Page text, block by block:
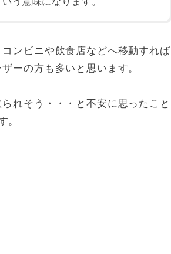
ンビニや飲食店などへ移動すれば
ーの方も多いと思います。
れそう・・・と不安に思ったこと